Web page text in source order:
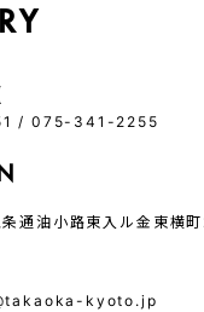
/ 075-341-2255
通油小路東入ル金東横
kyoto.jp